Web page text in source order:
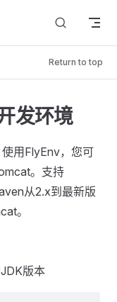
Return to top
发环境
用FlyEnv，您可
。支持
从2.x到最新版
。
版本